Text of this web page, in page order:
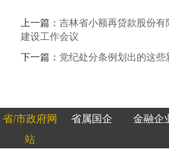
上一篇： 吉林省小额再贷款股份
建设工作会议
下一篇： 党纪处分条例划出的这
省/市政府网
站
省属国企 金融企